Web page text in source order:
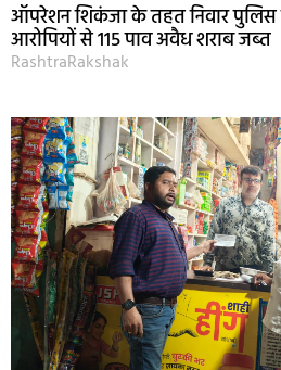
ऑपरेशन शिकंजा के तहत निवार पुलिस
आरोपियों से 115 पाव अवैध शराब जब्त
RashtraRakshak